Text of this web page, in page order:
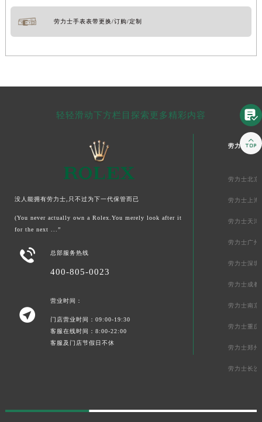
劳力士手表表带更换/订购/定制
轻轻滑动下方栏目探索更多精彩内容
没人能拥有劳力士,只不过为下一代保管而已
(You never actually own a Rolex.You merely look after it
for the next ...”
 总部服务热线
400-805-0023

营业时间：
门店营业时间：09:00-19:30
客服在线时间：8:00-22:00
客服及门店节假日不休
劳力士中国
劳力士北京
劳力士上海
劳力士天津
劳力士广州
劳力士深圳
劳力士成都
劳力士南京
劳力士重庆
劳力士郑州
劳力士长沙

